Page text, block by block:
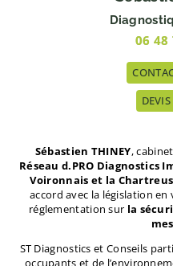
06 48
Sébastien THINEY, cabinet
Réseau d.PRO Diagnostics
Voironnais et la
accord avec la législation
réglementation sur la
ST Diagnostics et Conseils